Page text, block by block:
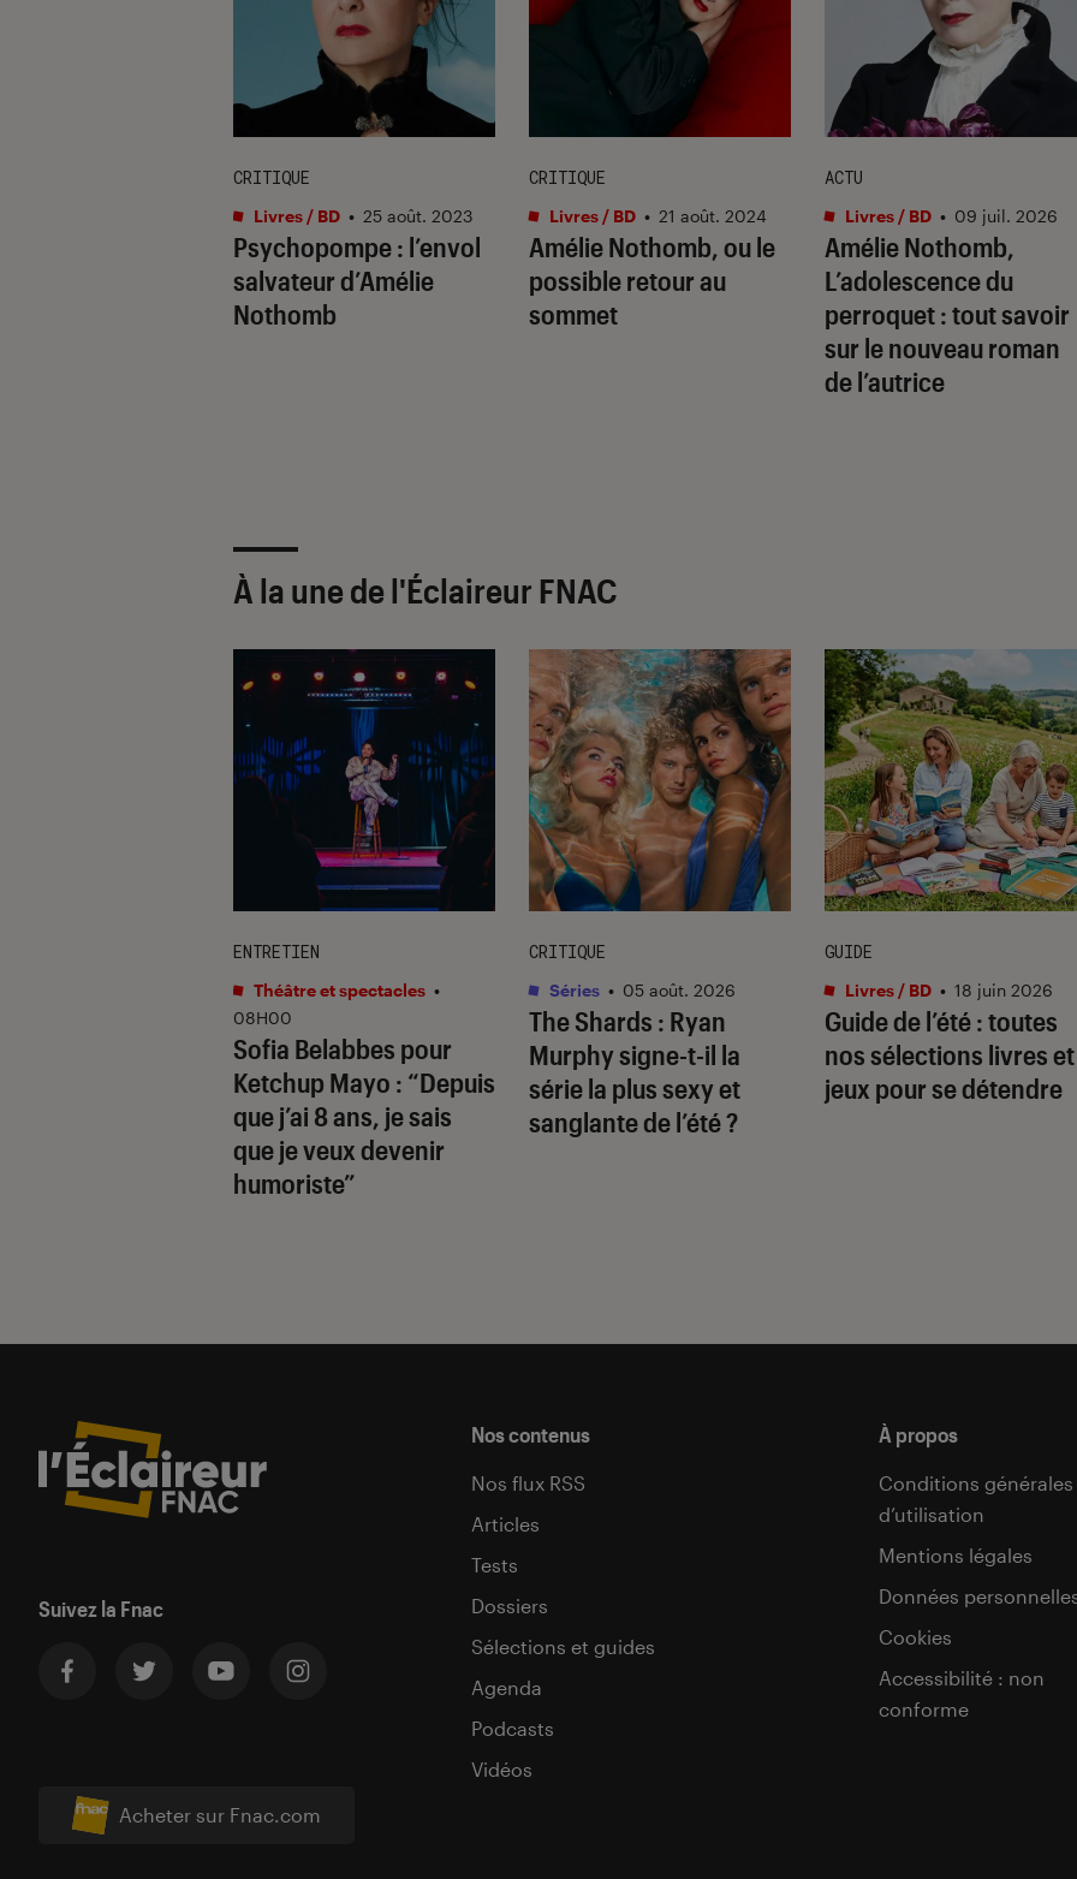
Psychopompe: l’envol
salvateur d’Amélie
Nothomb
CRITIQUE
Livres / BD • 25 août. 2023
Amélie Nothomb, ou le
possible retour au
sommet
CRITIQUE
Livres / BD • 21 août. 2024
Amélie Nothomb,
L’adolescence du
perroquet: tout savoir
sur le nouveau roman
de l’autrice
ACTU
Livres / BD • 09 juil. 2026
À la une de l'Éclaireur FNAC
Sofia Belabbes pour
Ketchup Mayo : “Depuis
que j’ai 8 ans, je sais
que je veux devenir
humoriste”
ENTRETIEN
Théâtre et spectacles •
08H00
The Shards : Ryan
Murphy signe-t-il la
série la plus sexy et
sanglante de l’été ?
CRITIQUE
Séries • 05 août. 2026
Guide de l’été : toutes
nos sélections livres et
jeux pour se détendre
GUIDE
Livres / BD • 18 juin 2026
Suivez la Fnac
Acheter sur Fnac.com
Nos contenus
Nos flux RSS
Articles
Tests
Dossiers
Sélections et guides
Agenda
Podcasts
Vidéos
À propos
Conditions générales
d’utilisation
Mentions légales
Données
Cookies
Accessibilité : non
conforme